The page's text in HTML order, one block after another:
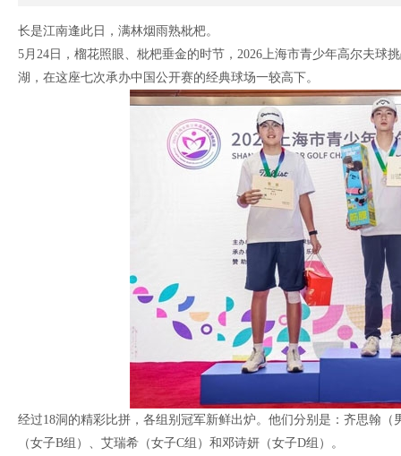
长是江南逢此日，满林烟雨熟枇杷。
5月24日，榴花照眼、枇杷垂金的时节，2026上海市青少年高尔夫球
湖，在这座七次承办中国公开赛的经典球场一较高下。
经过18洞的精彩比拼，各组别冠军新鲜出炉。他们分别是：齐思翰
（女子B组）、艾瑞希（女子C组）和邓诗妍（女子D组）。